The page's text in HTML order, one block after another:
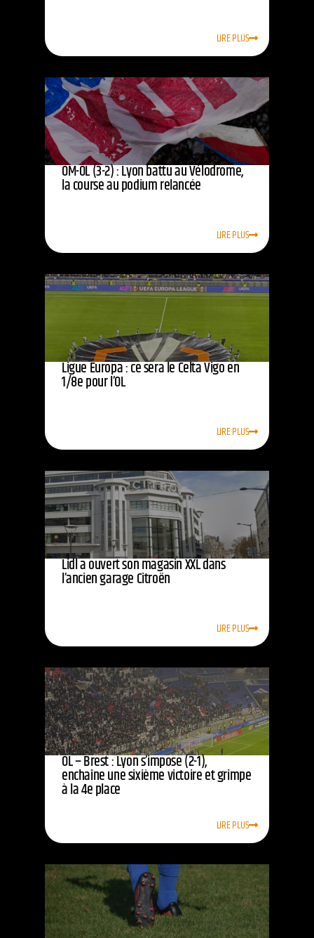
LIRE PLUS
OM-OL (3-2) : Lyon battu au Vélodrome,
la course au podium relancée
LIRE PLUS
Ligue Europa : ce sera le Celta Vigo en
1/8e pour l’OL
LIRE PLUS
Lidl a ouvert son magasin XXL dans
l’ancien garage Citroën
LIRE PLUS
OL – Brest : Lyon s’impose (2-1),
enchaîne une sixième victoire et grimpe
à la 4e place
LIRE PLUS